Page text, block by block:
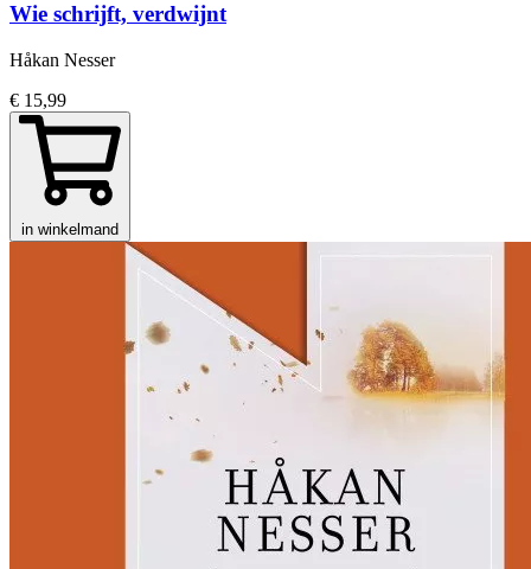
Wie schrijft, verdwijnt
Håkan Nesser
€ 15,99
in winkelmand